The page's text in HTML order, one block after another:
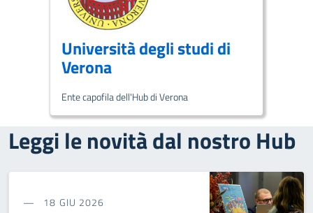
Università degli studi di
Verona
Ente capofila dell'Hub di Verona
Leggi le novità dal nostro Hub
18 GIU 2026